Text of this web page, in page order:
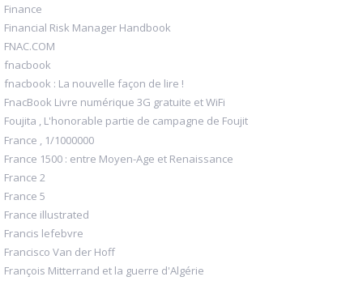
Finance
Financial Risk Manager Handbook
FNAC.COM
fnacbook
fnacbook : La nouvelle façon de lire !
FnacBook Livre numérique 3G gratuite et WiFi
Foujita , L'honorable partie de campagne de Foujit
France , 1/1000000
France 1500 : entre Moyen-Age et Renaissance
France 2
France 5
France illustrated
Francis lefebvre
Francisco Van der Hoff
François Mitterrand et la guerre d'Algérie